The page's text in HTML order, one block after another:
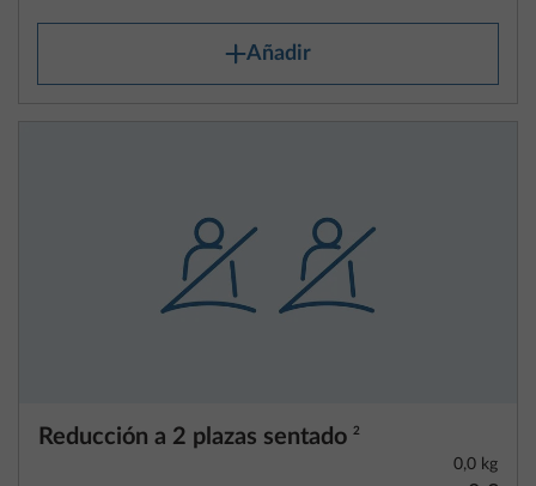
Añadir
Reducción a 2 plazas sentado 2
0,0 kg